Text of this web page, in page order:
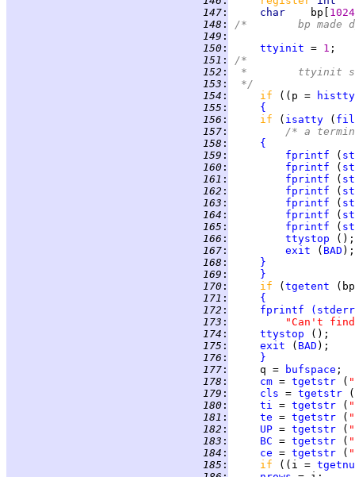
147 : char bp[ 1024
148 :
/*	bp
149 :
150 : ttyinit = 1
151 :
/*
152 :
*	ttyinit
153 :
*/
154 : if ((p =
histty
155 :
{
156 : if ( isatty (
157 :
/* a
158 :
{
159 : fprintf (
160 : fprintf (
161 : fprintf (
162 : fprintf (
163 : fprintf (
164 : fprintf (
165 : fprintf (
166 : ttystop
167 : exit ( BAD
168 :
}
169 :
}
170 : if ( tgetent
171 :
{
172 : fprintf ( stderr
173 :
"Can't
174 : ttystop
175 : exit ( BAD
176 :
}
177 :
     q =
bufspace
178 : cm = tgetstr (
179 : cls = tgetstr (
180 : ti = tgetstr (
181 : te = tgetstr (
182 : UP = tgetstr (
183 : BC = tgetstr (
184 : ce = tgetstr (
185 : if ((i =